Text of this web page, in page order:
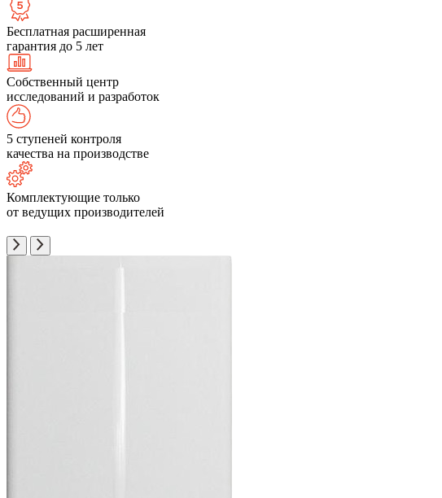
Бесплатная расширенная
гарантия до 5 лет
Собственный центр
исследований и разработок
5 ступеней контроля
качества на производстве
Комплектующие только
от ведущих производителей